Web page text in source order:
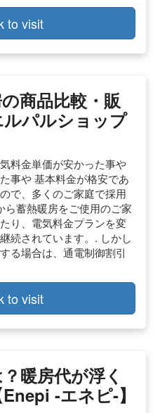
to visit
商品比較・販
パルショップ
料金単価が安かった事や
事や 基本料金が格安であ
で、多くのご家庭で採用
ら蓄熱暖房をご使用のご家
り、電気料金プランを変
続されています。. しかし
る場合は、通電制御割引
to visit
暖房代が浮く
-エネピ-】